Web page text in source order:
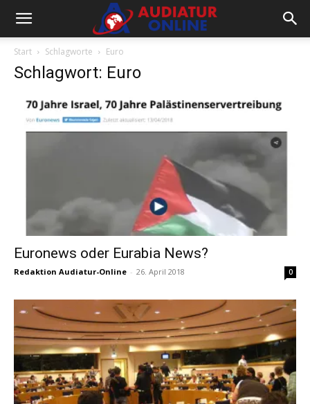
Start Schlagworte Euro
Schlagwort: Euro
Euronews oder Eurabia News?
Redaktion Audiatur-Online - 26. April 2018 0